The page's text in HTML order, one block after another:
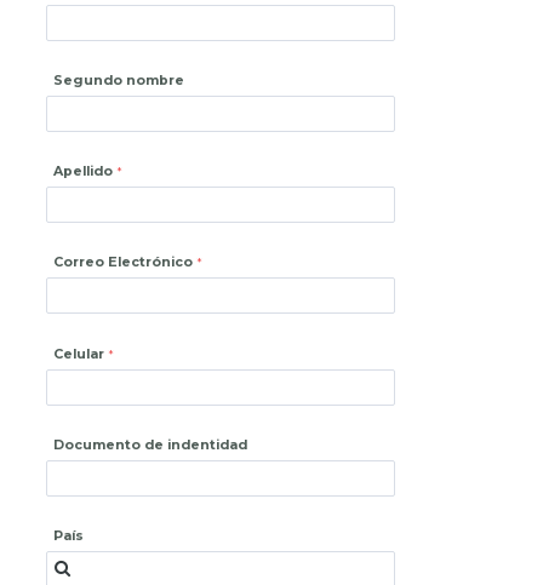
Segundo nombre
Apellido
Correo Electrónico
Celular
Documento de indentidad
País